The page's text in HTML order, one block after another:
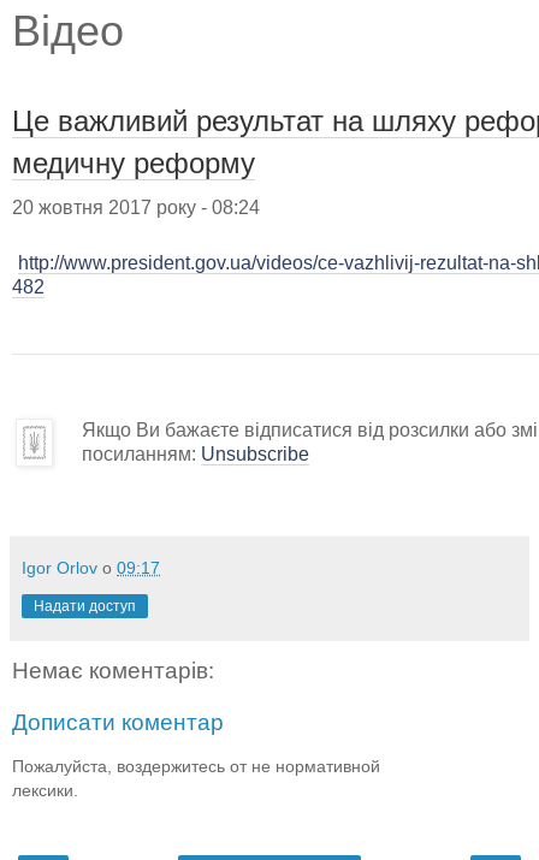
Відео
Це важливий результат на шляху
медичну реформу
20 жовтня 2017 року - 08:24
http://www.president.gov.ua/videos/ce-vazhlivij-rezultat-na-
482
Якщо Ви бажаєте відписатися від розсилки або
посиланням: Unsubscribe
Igor Orlov о 09:17
Надати доступ
Немає коментарів:
Дописати коментар
Пожалуйста, воздержитесь от не нормативной
лексики.